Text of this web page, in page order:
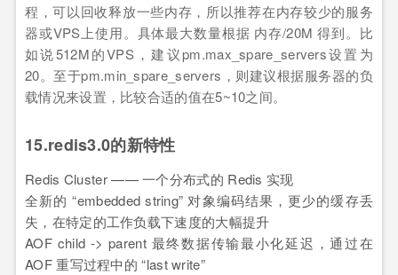
程，可以回收释放一些内存，所以推荐在内存较少的服务
器或VPS上使用。具体最大数量根据 内存/20M 得到。比
如说512M的VPS，建议pm.max_spare_servers设置为
20。至于pm.min_spare_servers，则建议根据服务器的负
载情况来设置，比较合适的值在5~10之间。
15.redis3.0的新特性
Redis Cluster —— 一个分布式的 Redis 实现
全新的 “embedded string” 对象编码结果，更少的缓存丢
失，在特定的工作负载下速度的大幅提升
AOF child -> parent 最终数据传输最小化延迟，通过在
AOF 重写过程中的 “last write”